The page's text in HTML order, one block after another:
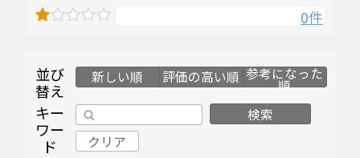
0件
並び
替え
新しい順 評価の高い順 参考になった
順
キー
ワー
ド
検索
クリア